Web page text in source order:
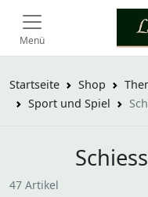
Menü
Startseite Shop
Sport und Spiel
47 Artikel